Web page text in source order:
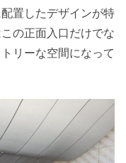
配置したデザインが特
の正面入口だけでな
リーな空間になって